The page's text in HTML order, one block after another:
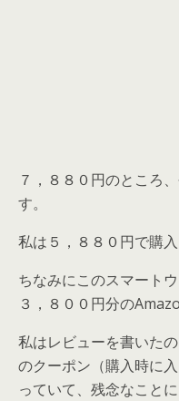
７，８８０円のところ
す。
私は５，８８０円で購
ちなみにこのスマート
３，８００円分の
私はレビューを書いた
のクーポン（購入時に
っていて、残念なこと